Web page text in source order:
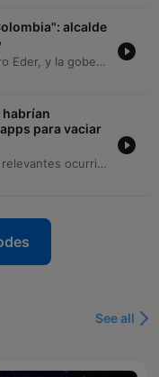
alcalde
Entrevista con el alcalde de Cali, Alejandro Eder, y la gobernadora del Valle del Cauca, Dilian Francisca Toro, sobre los preparativos para la posesión del presidente electo Abelardo de la Espriella en la ciudad. Los mandatarios abordan temas críticos como la seguridad regional, la descentralización del Estado y las medidas de movilidad por el día sin carro y sin moto durante los eventos oficiales. El diálogo profundiza en una crítica compartida hacia la gestión del gobierno saliente de Gustavo Petro, señalando falta de inversión y articulación con el suroccidente colombiano. Asimismo, se discuten los desafíos económicos de la región, la llegada de delegaciones internacionales y las estrategias de seguridad implementadas para garantizar la tranquilidad durante la transición de mando.
habrían
para vaciar
Resumen informativo de los hechos más relevantes ocurridos en Bogotá durante la madrugada. El reporte detalla operativos policiales en Chapinero con la captura de cinco menores de edad por robo, una persecución con intercambio de disparos en Puente Aranda que resultó en la recuperación de un vehículo y la detección de un inhibidor de señal, y acciones de recuperación de espacio público en el norte de la ciudad. Asimismo, se informa sobre el hallazgo de un cuerpo sin vida en la localidad de Bosa.
See all